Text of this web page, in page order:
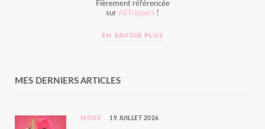
Fièrement référencée
sur AllTrippers !
EN SAVOIR PLUS
MES DERNIERS ARTICLES
MODE 19 JUILLET 2026